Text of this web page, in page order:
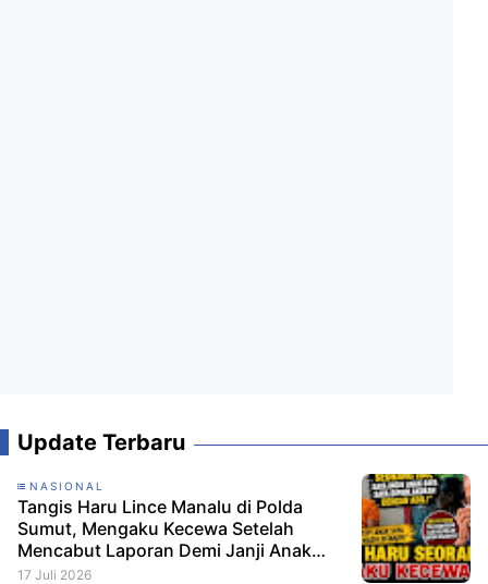
Update Terbaru
NASIONAL
Tangis Haru Lince Manalu di Polda
Sumut, Mengaku Kecewa Setelah
Mencabut Laporan Demi Janji Anak
Dibebaskan
17 Juli 2026